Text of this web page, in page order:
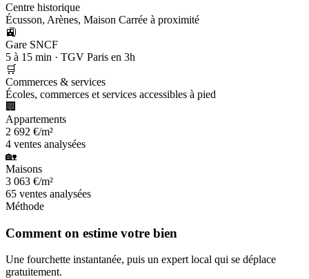
Centre historique
Écusson, Arènes, Maison Carrée à proximité
🚉
Gare SNCF
5 à 15 min · TGV Paris en 3h
🛒
Commerces & services
Écoles, commerces et services accessibles à pied
🏢
Appartements
2 692 €/m²
4 ventes analysées
🏡
Maisons
3 063 €/m²
65 ventes analysées
Méthode
Comment on estime votre bien
Une fourchette instantanée, puis un expert local qui se déplace
gratuitement.